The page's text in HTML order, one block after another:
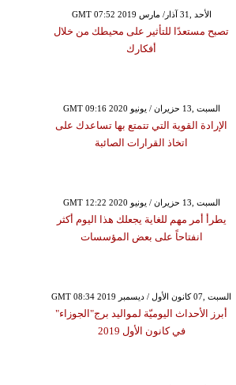
GMT 07:52 2019 الأحد ,31 آذار/ مارس
تصبح مستعدًا للتأثير على محيطك من خلال
أفكارك
GMT 09:16 2020 السبت ,13 حزيران / يونيو
الإرادة القوية التي تتمتع بها تساعدك على
اتخاذ القرارات الصائبة
GMT 12:22 2020 السبت ,13 حزيران / يونيو
يطرأ أمر مهم للغاية يجعلك هذا اليوم أكثر
انفتاحاً على بعض المؤسسات
GMT 08:34 2019 السبت ,07 كانون الأول / ديسمبر
أبرز الأحداث اليوميّة لمواليد برج"الجوزاء"
في كانون الأول 2019